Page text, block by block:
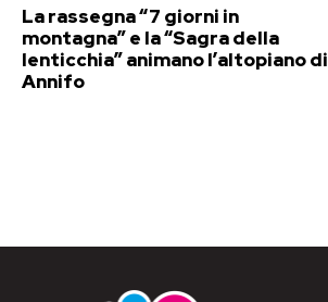
La rassegna “7 giorni in
montagna” e la “Sagra della
lenticchia” animano l’altopiano di
Annifo